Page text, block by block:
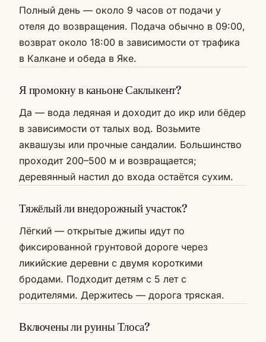
Полный день — около 9 часов от подачи у
отеля до возвращения. Подача обычно в 09:00,
возврат около 18:00 в зависимости от трафика
в Калкане и обеда в Яке.
Я промокну в каньоне Саклыкент?
Да — вода ледяная и доходит до икр или бёдер
в зависимости от талых вод. Возьмите
аквашузы или прочные сандалии. Большинство
проходит 200–500 м и возвращается;
деревянный настил до входа остаётся сухим.
Тяжёлый ли внедорожный участок?
Лёгкий — открытые джипы идут по
фиксированной грунтовой дороге через
ликийские деревни с двумя короткими
бродами. Подходит детям с 5 лет с
родителями. Держитесь — дорога тряская.
Включены ли руины Тлоса?